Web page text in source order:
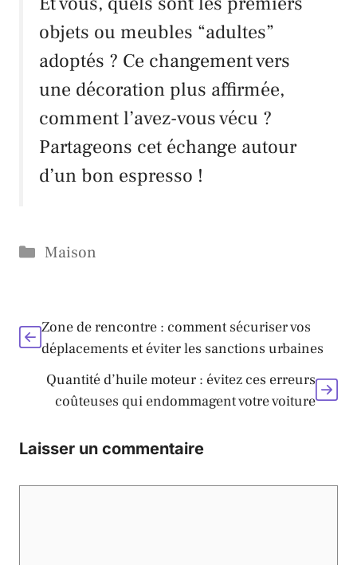
objets ou meubles “adultes”
adoptés ? Ce changement vers
une décoration plus affirmée,
comment l’avez-vous vécu ?
Partageons cet échange autour
d’un bon espresso !
Catégories
Maison
Zone de rencontre : comment sécuriser vos
déplacements et éviter les sanctions urbaines
Quantité d’huile moteur : évitez ces erreurs
coûteuses qui endommagent votre voiture
Laisser un commentaire